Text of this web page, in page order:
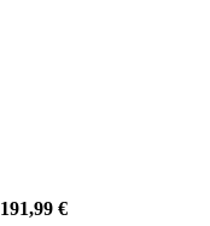
191,99 €